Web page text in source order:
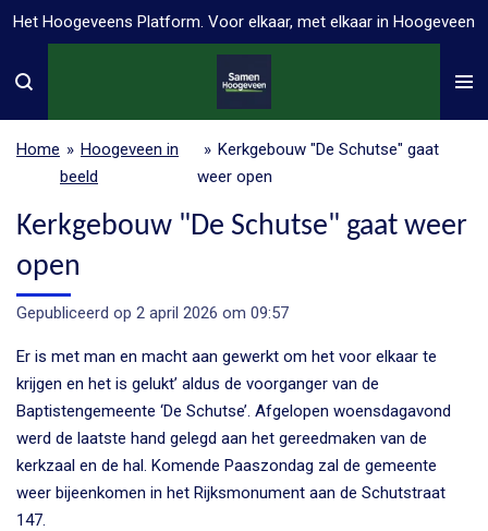
Ga
naar
Het Hoogeveens Platform. Voor elkaar, met elkaar in Hoogeveen
Home » Hoogeveen in
beeld
» Kerkgebouw "De Schutse" gaat
weer open
Kerkgebouw "De Schutse" gaat weer
open
Gepubliceerd op 2 april 2026 om 09:57
Er is met man en macht aan gewerkt om het voor elkaar te
krijgen en het is gelukt’ aldus de voorganger van de
Baptistengemeente ‘De Schutse’. Afgelopen woensdagavond
werd de laatste hand gelegd aan het gereedmaken van de
kerkzaal en de hal. Komende Paaszondag zal de gemeente
weer bijeenkomen in het Rijksmonument aan de Schutstraat
147.